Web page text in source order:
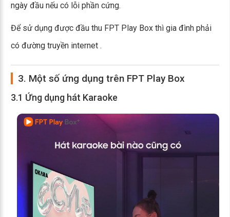
ngày đầu nếu có lỗi phần cứng.
Để sử dụng được đầu thu FPT Play Box thì gia đình phải
có đường truyền internet .
3. Một số ứng dụng trên FPT Play Box
3.1 Ứng dụng hát Karaoke